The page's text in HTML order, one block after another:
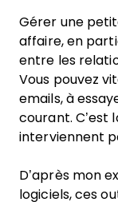
Gérer une
affaire, en
entre les
Vous pouvez
emails, à
courant. C’est
interviennent
D’après mon
logiciels, ces